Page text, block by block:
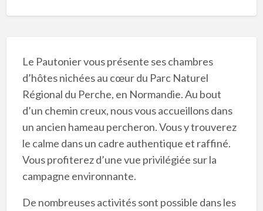
Le Pautonier vous présente ses chambres
d’hôtes nichées au cœur du Parc Naturel
Régional du Perche, en Normandie. Au bout
d’un chemin creux, nous vous accueillons dans
un ancien hameau percheron. Vous y trouverez
le calme dans un cadre authentique et raffiné.
Vous profiterez d’une vue privilégiée sur la
campagne environnante.
De nombreuses activités sont possible dans les